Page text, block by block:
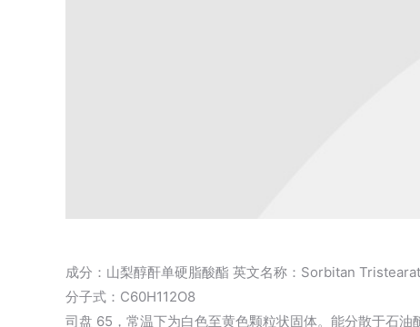
成分：山梨醇酐单硬脂酸酯 英文名称：Sorbitan
分子式：C60H112O8
司盘 65，常温下为白色至黄色颗粒状固体。能分散于石油